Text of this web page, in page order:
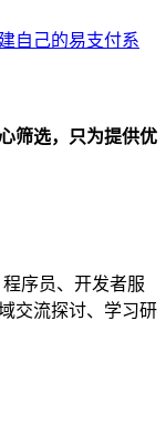
自己的易支付系
筛选，只为提供优
序员、开发者服
交流探讨、学习研